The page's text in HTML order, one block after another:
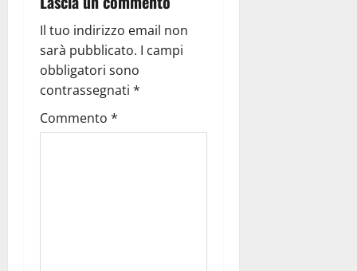
Il tuo indirizzo email non
sarà pubblicato. I campi
obbligatori sono
contrassegnati *
Commento *